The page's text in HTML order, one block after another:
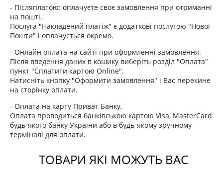
- Післяплатою: оплачуєте своє замовлення при отриманні
на пошті.
Послуга "Накладений платіж" є додаткові послугою "Нової
Пошти" і оплачується окремо.
- Онлайн оплата на сайті при оформленні замовлення.
Після введення даних в кошику виберіть розділ "Оплата"
пункт "Сплатити картою Online".
Натисніть кнопку "Оформити замовлення" і Вас перекине
на сторінку оплати.
- Оплата на карту Приват Банку.
Оплата проводиться банківською картою Visa, MasterCard
будь-якого банку України або в будь-якому зручному
терміналі для оплати.
ТОВАРИ ЯКІ МОЖУТЬ ВАС